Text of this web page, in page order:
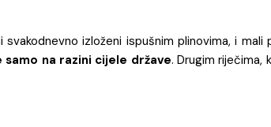
izloženi ispušnim plinovima, i
na razini cijele države. Drugim riječima,